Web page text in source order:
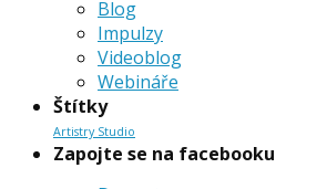
Blog
Impulzy
Videoblog
Webináře
Štítky
Artistry Studio
Zapojte se na facebooku